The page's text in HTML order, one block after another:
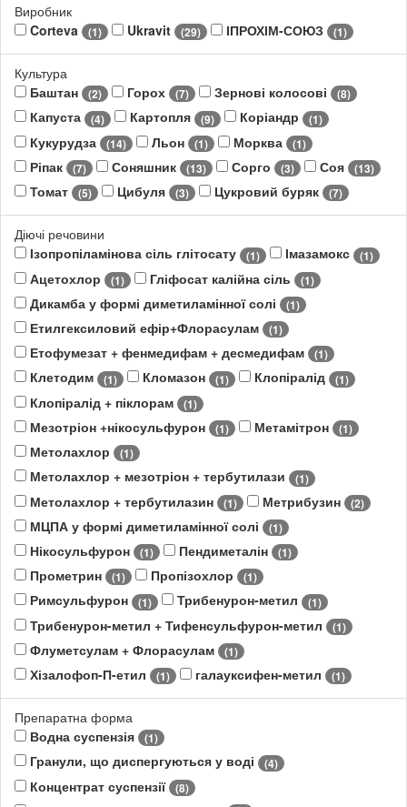
Виробник
Corteva
(1) Ukravit (29) ІПРОХІМ-СОЮЗ (1)
Культура
Баштан
(2) Горох (7) Зернові колосові (8)
Капуста (4) Картопля (9) Коріандр (1)
Кукурудза (14) Льон (1) Морква (1)
Ріпак (7) Соняшник (13) Сорго (3) Соя (13)
Томат (5) Цибуля (3) Цукровий буряк (7)
Діючі речовини
Ізопропіламінова сіль глітосату
(1) Імазамокс (1)
Ацетохлор (1) Гліфосат калійна сіль (1)
Дикамба у формі диметиламінної солі (1)
Етилгексиловий ефір+Флорасулам (1)
Етофумезат + фенмедифам + десмедифам (1)
Клетодим (1) Кломазон (1) Клопіралід (1)
Клопіралід + піклорам (1)
Мезотріон +нікосульфурон (1) Метамітрон (1)
Метолахлор (1)
Метолахлор + мезотріон + тербутилази (1)
Метолахлор + тербутилазин (1) Метрибузин (2)
МЦПА у формі диметиламінної солі (1)
Нікосульфурон (1) Пендиметалін (1)
Прометрин (1) Пропізохлор (1)
Римсульфурон (1) Трибенурон-метил (1)
Трибенурон-метил + Тифенсульфурон-метил (1)
Флуметсулам + Флорасулам (1)
Хізалофоп-П-етил (1) галауксифен-метил (1)
Препаратна форма
Водна суспензія
(1)
Гранули, що диспергуються у воді (4)
Концентрат суспензії (8)